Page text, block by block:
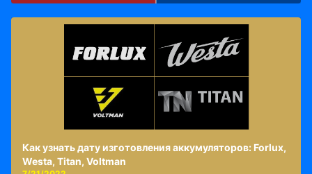
Как узнать дату изготовления аккумуляторов: Forlux,
Westa, Titan, Voltman